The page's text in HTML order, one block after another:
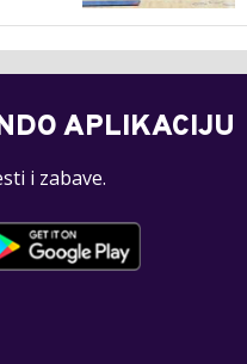
APLIKACIJU
i zabave.